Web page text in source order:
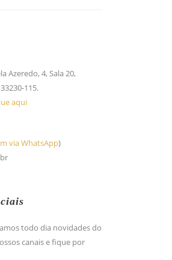
Azeredo, 4, Sala 20,
115.
aqui
via WhatsApp)
todo dia novidades do
canais e fique por